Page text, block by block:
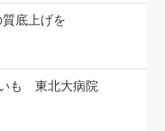
底上げを
も 東北大病院